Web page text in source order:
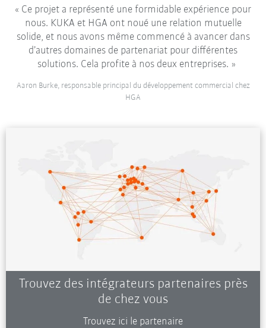
Ce projet a représenté une formidable expérience pour
nous. KUKA et HGA ont noué une relation mutuelle
solide, et nous avons même commencé à avancer dans
d’autres domaines de partenariat pour différentes
solutions. Cela profite à nos deux entreprises.
Aaron Burke, responsable principal du développement commercial chez
HGA
Trouvez des intégrateurs partenaires près
de chez vous
Trouvez ici le partenaire